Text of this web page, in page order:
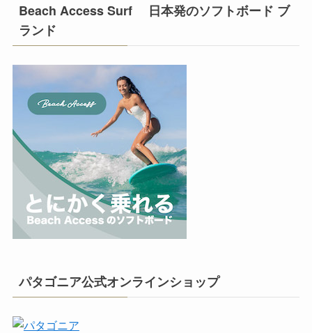
Beach Access Surf 日本発のソフトボード ブ
ランド
パタゴニア公式オンラインショップ